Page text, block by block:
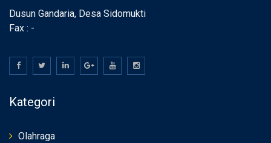
Dusun Gandaria, Desa Sidomukti
Fax : -
Kategori
Olahraga